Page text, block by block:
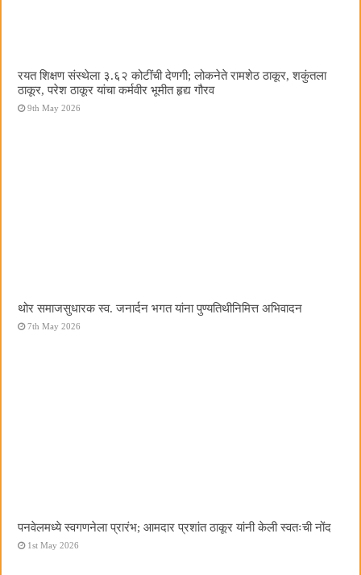
रयत शिक्षण संस्थेला ३.६२ कोटींची देणगी; लोकनेते रामशेठ ठाकूर, शकुंतला
ठाकूर, परेश ठाकूर यांचा कर्मवीर भूमीत हृद्य गौरव
9th May 2026
थोर समाजसुधारक स्व. जनार्दन भगत यांना पुण्यतिथीनिमित्त अभिवादन
7th May 2026
पनवेलमध्ये स्वगणनेला प्रारंभ; आमदार प्रशांत ठाकूर यांनी केली स्वतःची नोंद
1st May 2026